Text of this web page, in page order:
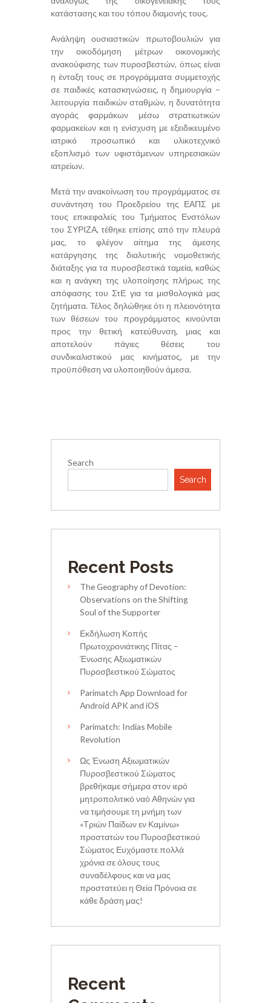
κατάστασης και του τόπου διαμονής τους.
Ανάληψη ουσιαστικών πρωτοβουλιών για
την οικοδόμηση μέτρων οικονομικής
ανακούφισης των πυροσβεστών, όπως είναι
η ένταξη τους σε προγράμματα συμμετοχής
σε παιδικές κατασκηνώσεις, η δημιουργία –
λειτουργία παιδικών σταθμών, η δυνατότητα
αγοράς φαρμάκων μέσω στρατιωτικών
φαρμακείων και η ενίσχυση με εξειδικευμένο
ιατρικό προσωπικό και υλικοτεχνικό
εξοπλισμό των υφιστάμενων υπηρεσιακών
ιατρείων.
Μετά την ανακοίνωση του προγράμματος σε
συνάντηση του Προεδρείου της ΕΑΠΣ με
τους επικεφαλείς του Τμήματος Ενστόλων
του ΣΥΡΙΖΑ, τέθηκε επίσης από την πλευρά
μας, το φλέγον αίτημα της άμεσης
κατάργησης της διαλυτικής νομοθετικής
διάταξης για τα πυροσβεστικά ταμεία, καθώς
και η ανάγκη της υλοποίησης πλήρως της
απόφασης του ΣτΕ για τα μισθολογικά μας
ζητήματα. Τέλος δηλώθηκε ότι η πλειονότητα
των θέσεων του προγράμματος κινούνται
προς την θετική κατεύθυνση, μιας και
αποτελούν πάγιες θέσεις του
συνδικαλιστικού μας κινήματος, με την
προϋπόθεση να υλοποιηθούν άμεσα.
Search
Search
Recent Posts
The Geography of Devotion:
Observations on the Shifting
Soul of the Supporter
Εκδήλωση Κοπής
Πρωτοχρονιάτικης Πίτας –
Ένωσης Αξιωματικών
Πυροσβεστικού Σώματος
Parimatch App Download for
Android APK and iOS
Parimatch: Indias Mobile
Revolution
Ως Ένωση Αξιωματικών
Πυροσβεστικού Σώματος
βρεθήκαμε σήμερα στον ιερό
μητροπολιτικό ναό Αθηνών για
να τιμήσουμε τη μνήμη των
«Τριών Παίδων εν Καμίνω»
προστατών του Πυροσβεστικού
Σώματος Ευχόμαστε πολλά
χρόνια σε όλους τους
συναδέλφους και να μας
προστατεύει η Θεία Πρόνοια σε
κάθε δράση μας!
Recent